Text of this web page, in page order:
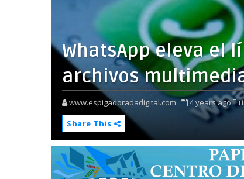
WhatsApp eleva el
archivos
www.espigadoradadigital.com 4 years ago
Share This